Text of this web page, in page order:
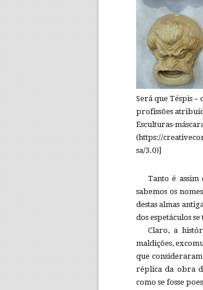
Será que Téspis –
profissões
Esculturas-
(https://
sa/3.0)]
Tanto é assim
sabemos os
destas almas
dos espetáculos
Claro, a
maldições,
que
réplica da obra
como se fosse